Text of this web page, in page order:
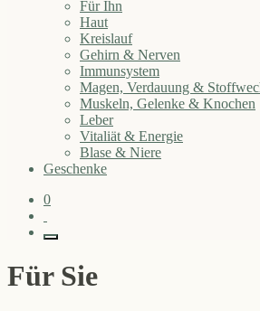
Für Ihn
Haut
Kreislauf
Gehirn & Nerven
Immunsystem
Magen, Verdauung &
Muskeln, Gelenke & Knochen
Leber
Vitaliät & Energie
Blase & Niere
Geschenke
0
Für Sie